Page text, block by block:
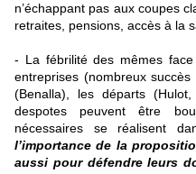
n’échappant pas aux coupes
retraites, pensions, accès à la
- La fébrilité des mêmes
entreprises (nombreux
(Benalla), les départs
despotes peuvent être
nécessaires se réalisent
l’importance de la
aussi pour défendre leurs